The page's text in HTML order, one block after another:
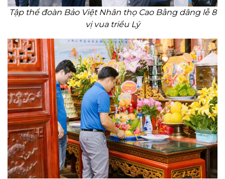
Tập thể đoàn Bảo Việt Nhân thọ Cao Bằng dâng lễ 8
vị vua triều Lý